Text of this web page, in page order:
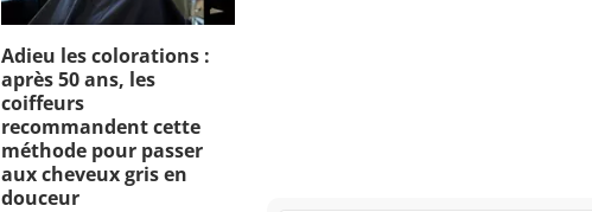
Adieu les colorations :
après 50 ans, les
coiffeurs
recommandent cette
méthode pour passer
aux cheveux gris en
douceur